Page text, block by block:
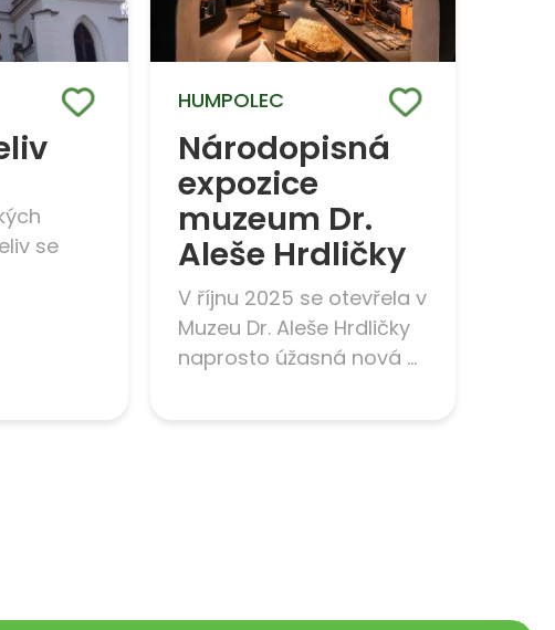
se
HUMPOLEC
Národopisná
expozice
muzeum Dr.
Aleše Hrdličky
V říjnu 2025 se otevřela v
Muzeu Dr. Aleše Hrdličky
naprosto úžasná nová ...